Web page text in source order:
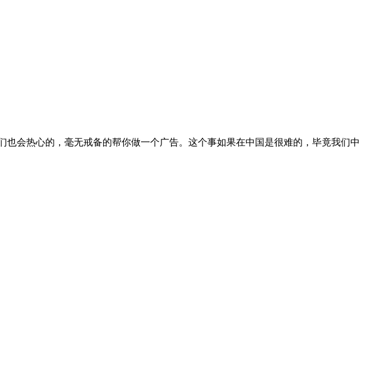
会热心的，毫无戒备的帮你做一个广告。这个事如果在中国是很难的，毕竟我们中